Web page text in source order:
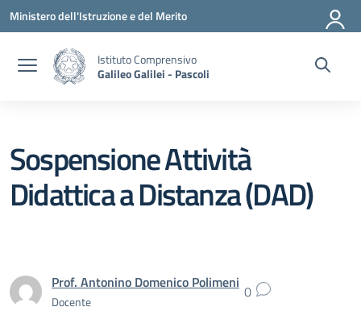
Vai ai contenuti
Vai al menu di navigazione
Vai al footer
Ministero dell'Istruzione e del Merito
Istituto Comprensivo
Galileo Galilei - Pascoli
Sospensione Attività
Didattica a Distanza (DAD)
Prof. Antonino Domenico Polimeni
Docente 0